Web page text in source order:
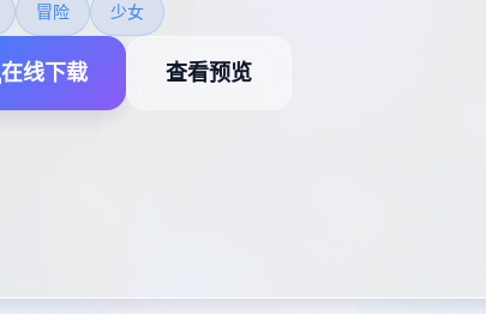
冒险 少女
在线下载 查看预览